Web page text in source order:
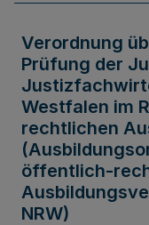
Verordnung
Prüfung der
Westfalen im
rechtlichen
öffentlich-
NRW)